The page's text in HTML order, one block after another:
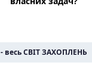
- весь СВІТ ЗАХОПЛЕНЬ